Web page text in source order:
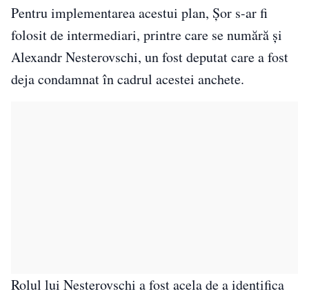
Pentru implementarea acestui plan, Șor s-ar fi
folosit de intermediari, printre care se numără și
Alexandr Nesterovschi, un fost deputat care a fost
deja condamnat în cadrul acestei anchete.
Rolul lui Nesterovschi a fost acela de a identifica